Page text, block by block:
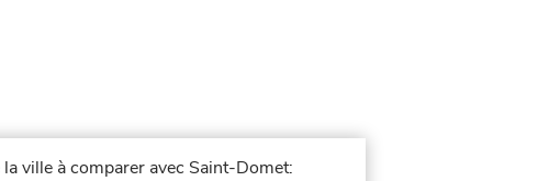
ville à comparer avec Saint-Domet: